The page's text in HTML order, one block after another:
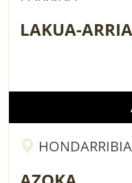
LAKUA-
HONDARRIBIA